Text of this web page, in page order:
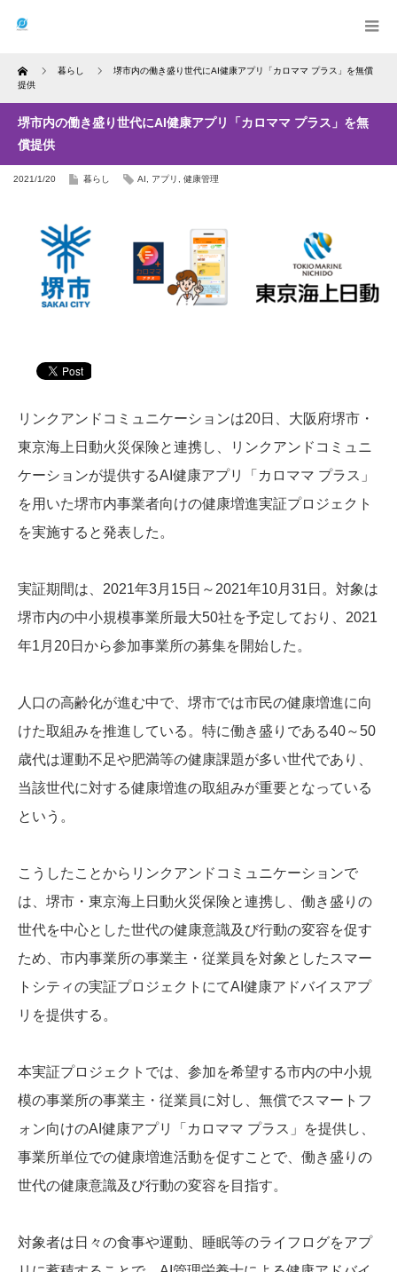
Home 暮らし
堺市内の働き盛り世代にAI健康アプリ「カロママ プラス」を無償
提供
堺市内の働き盛り世代にAI健康アプリ「カロママ プラス」を無
償提供
2021/1/20 暮らし AI アプリ 健康管理
リンクアンドコミュニケーションは20日、大阪府堺市・
東京海上日動火災保険と連携し、リンクアンドコミュニ
ケーションが提供するAI健康アプリ「カロママ プラス」
を用いた堺市内事業者向けの健康増進実証プロジェクト
を実施すると発表した。
実証期間は、2021年3月15日～2021年10月31日。対象は
堺市内の中小規模事業所最大50社を予定しており、2021
年1月20日から参加事業所の募集を開始した。
人口の高齢化が進む中で、堺市では市民の健康増進に向
けた取組みを推進している。特に働き盛りである40～50
歳代は運動不足や肥満等の健康課題が多い世代であり、
当該世代に対する健康増進の取組みが重要となっている
という。
こうしたことからリンクアンドコミュニケーションで
は、堺市・東京海上日動火災保険と連携し、働き盛りの
世代を中心とした世代の健康意識及び行動の変容を促す
ため、市内事業所の事業主・従業員を対象としたスマー
トシティの実証プロジェクトにてAI健康アドバイスアプ
リを提供する。
本実証プロジェクトでは、参加を希望する市内の中小規
模の事業所の事業主・従業員に対し、無償でスマートフ
ォン向けのAI健康アプリ「カロママ プラス」を提供し、
事業所単位での健康増進活動を促すことで、働き盛りの
世代の健康意識及び行動の変容を目指す。
対象者は日々の食事や運動、睡眠等のライフログをアプ